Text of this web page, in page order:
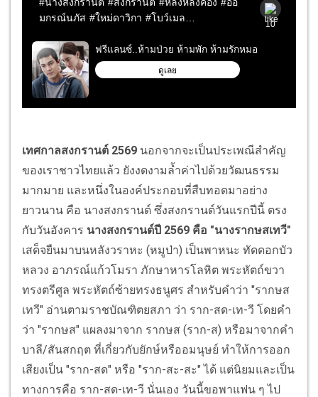
เทศกาลสงกรานต์ 2569 นอกจากจะเป็นประเพณีสำคัญ
ของเราชาวไทยแล้ว ยังงดงามล้ำค่าไปด้วยวัฒนธรรม
มากมาย และหนึ่งในองค์ประกอบที่สืบทอดมาอย่าง
ยาวนาน คือ นางสงกรานต์ ซึ่งสงกรานต์วันแรกปีนี้ ตรง
กับวันอังคาร นางสงกรานต์ปี 2569 คือ "นางรากษสเทวี"
เสด็จยืนมาบนหลังวราหะ (หมูป่า) เป็นพาหนะ ทัดดอกบัว
หลวง อาภรณ์แก้วโมรา ภักษาหารโลหิต พระหัตถ์ขวา
ทรงตรีศูล พระหัตถ์ซ้ายทรงธนูศร สำหรับคำว่า "รากษส
เทวี" อ่านตามราชบัณฑิตยสภา ว่า ราก-สด-เท-วี โดยคำ
ว่า "รากษส" แผลงมาจาก รากษส (ราก-ส) หรือมาจากคำ
บาลี/สันสกฤต ที่เกี่ยวกับยักษ์หรืออมนุษย์ ทำให้การออก
เสียงเป็น "ราก-สด" หรือ "ราก-สะ-สะ" ได้ แต่นิยมและเป็น
ทางการคือ ราก-สด-เท-วี นั่นเอง วันนี้ขอพาแฟน ๆ ไป